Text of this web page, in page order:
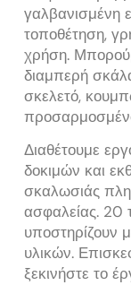
γαλβανισμένη
τοποθέτηση,
χρήση.
διαμπερή
σκελετό,
Διαθέτουμε
δοκιμών και
σκαλωσιάς
ασφαλείας. 20
υποστηρίζουν
υλικών.
ξεκινήστε το